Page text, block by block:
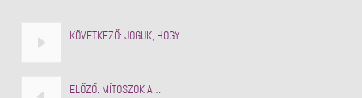
KÖVETKEZŐ: JOGUK, HOGY…
ELŐZŐ: MÍTOSZOK A…